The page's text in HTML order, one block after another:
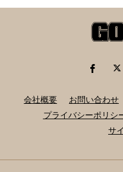
会社概要 お問い合わせ
プライバシーポリシ
サ